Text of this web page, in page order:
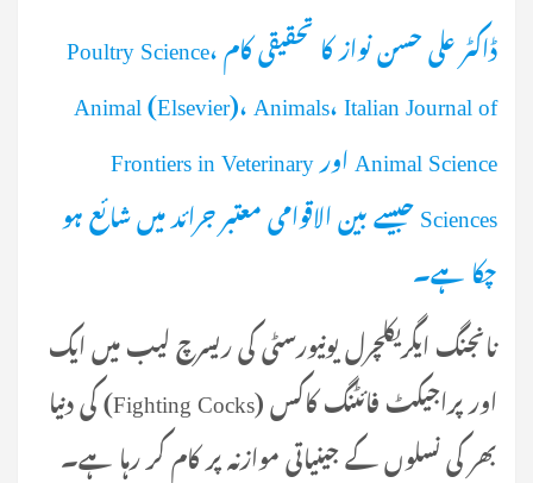
ڈاکٹر علی حسن نواز کا تحقیقی کام Poultry Science،
Animal (Elsevier)، Animals، Italian Journal of
Animal Science اور Frontiers in Veterinary
Sciences جیسے بین الاقوامی معتبر جرائد میں شائع ہو
چکا ہے۔
نانجنگ ایگریکلچرل یونیورسٹی کی ریسرچ لیب میں ایک
اور پراجیکٹ فائٹنگ کاکس (Fighting Cocks) کی دنیا
بھر کی نسلوں کے جینیاتی موازنہ پر کام کر رہا ہے۔